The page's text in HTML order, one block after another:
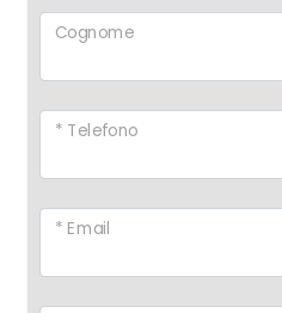
Cognome
* Telefono
* Email